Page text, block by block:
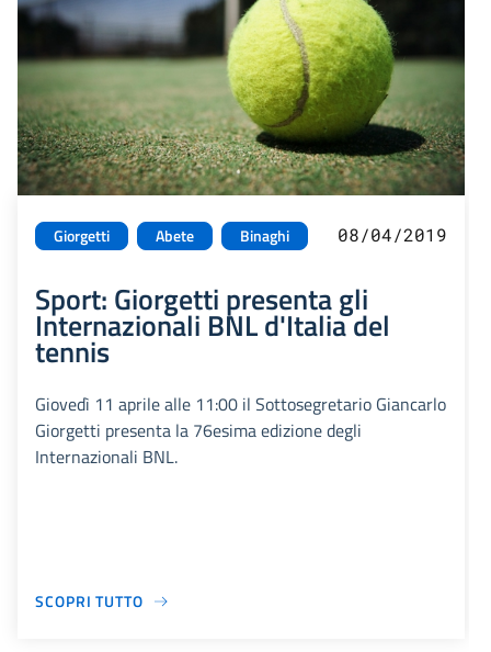
Giorgetti Abete Binaghi 08/04/2019
Sport: Giorgetti presenta gli
Internazionali BNL d'Italia del
tennis
Giovedì 11 aprile alle 11:00 il Sottosegretario Giancarlo
Giorgetti presenta la 76esima edizione degli
Internazionali BNL.
SCOPRI TUTTO